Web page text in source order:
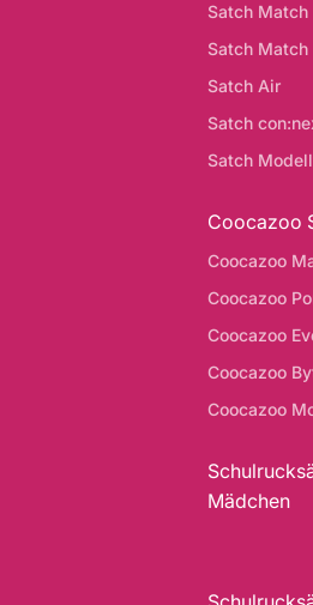
Satch Match
Satch Match
Satch Air
Satch
Satch
Coocazoo
Coocazoo
Coocazoo
Coocazoo
Coocazoo
Coocazoo
Mädchen